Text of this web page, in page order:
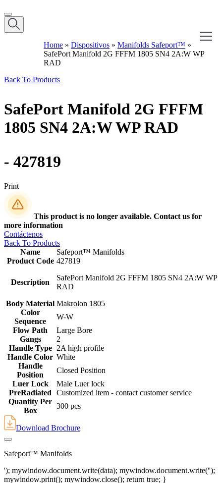
Home » Dispositivos » Manifolds Safeport™ »
SafePort Manifold 2G FFFM 1805 SN4 2A:W WP
RAD
Back To Products
SafePort Manifold 2G FFFM
1805 SN4 2A:W WP RAD
- 427819
Print
This product is no longer available. Contact us for
more information
Contáctenos
Back To Products
Name
Safeport™ Manifolds
Product Code 427819
Description
SafePort Manifold 2G FFFM 1805 SN4 2A:W WP
RAD
Body Material Makrolon 1805
Color
Sequence
W-W
Flow Path
Large Bore
Gangs
2
Handle Type
2A high profile
Handle Color White
Handle
Position
Closed Position
Luer Lock
Male Luer lock
PreRadiated
Customized item - contact customer service
Quantity Per
Box
300 pcs
Download Brochure
Safeport™ Manifolds
'); mywindow.document.write(data); mywindow.document.write('');
mywindow.print(); mywindow.close(); return true; }